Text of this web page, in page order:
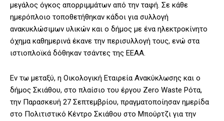
μεγάλος όγκος απορριμμάτων από την ταφή. Σε κάθε
ημερόπλοιο τοποθετήθηκαν κάδοι για συλλογή
ανακυκλώσιμων υλικών και ο δήμος με ένα ηλεκτροκίνητο
όχημα καθημερινά έκανε την περισυλλογή τους, ενώ στα
ιστιοπλοϊκά δόθηκαν τσάντες της ΕΕΑΑ.
Εν τω μεταξύ, η Οικολογική Εταιρεία Ανακύκλωσης και ο
δήμος Σκιάθου, στο πλαίσιο του έργου Zero Waste Ρότα,
την Παρασκευή 27 Σεπτεμβρίου, πραγματοποίησαν ημερίδα
στο Πολιτιστικό Κέντρο Σκιάθου στο Μπούρτζι για την